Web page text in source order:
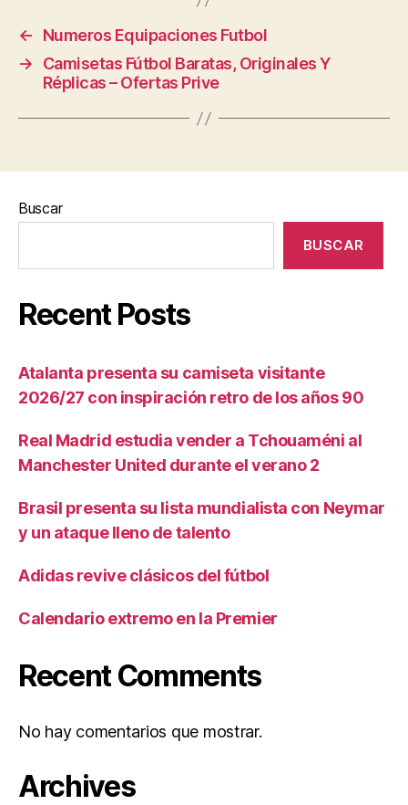
←
Numeros Equipaciones Futbol
→
Camisetas Fútbol Baratas, Originales Y
Réplicas – Ofertas Prive
Buscar
BUSCAR
Recent Posts
Atalanta presenta su camiseta visitante
2026/27 con inspiración retro de los años 90
Real Madrid estudia vender a Tchouaméni al
Manchester United durante el verano 2
Brasil presenta su lista mundialista con Neymar
y un ataque lleno de talento
Adidas revive clásicos del fútbol
Calendario extremo en la Premier
Recent Comments
No hay comentarios que mostrar.
Archives